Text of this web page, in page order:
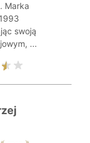
Marka
swoją
...